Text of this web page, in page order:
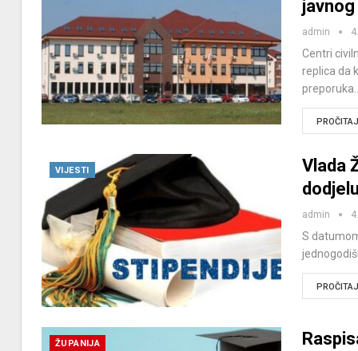
admin
Centri
replica da
VIJESTI
Vlada
admin
S
ŽUPANIJA